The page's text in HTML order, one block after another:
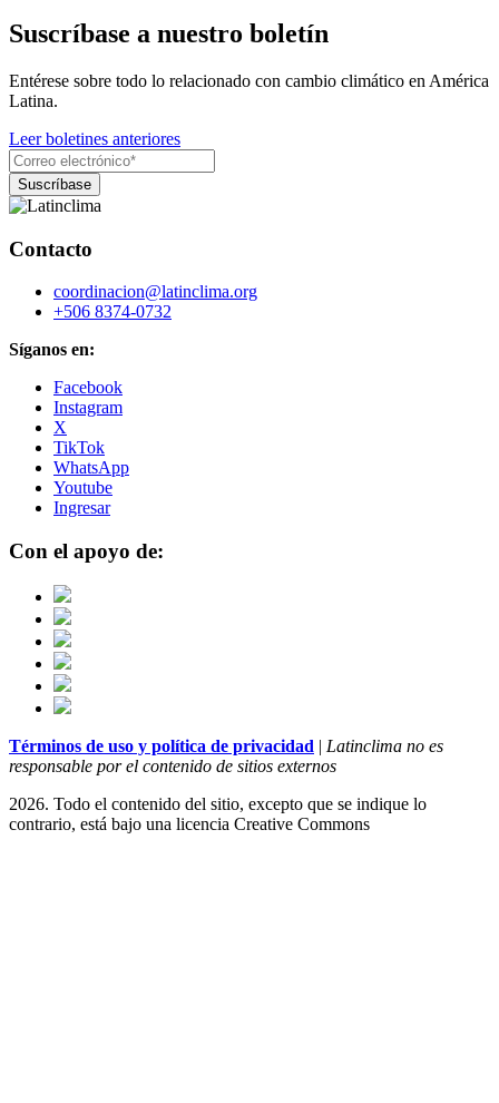
Suscríbase a nuestro boletín
Entérese sobre todo lo relacionado con cambio climático en América
Latina.
Leer boletines anteriores
Contacto
coordinacion@latinclima.org
+506 8374-0732
Síganos en:
Facebook
Instagram
X
TikTok
WhatsApp
Youtube
Ingresar
Con el apoyo de:
Términos de uso y política de privacidad | Latinclima no es
responsable por el contenido de sitios externos
2026. Todo el contenido del sitio, excepto que se indique lo
contrario, está bajo una licencia Creative Commons